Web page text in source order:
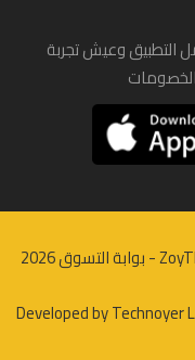
التطبيق وعيش تجربة
2026
Developed byTechnoyer